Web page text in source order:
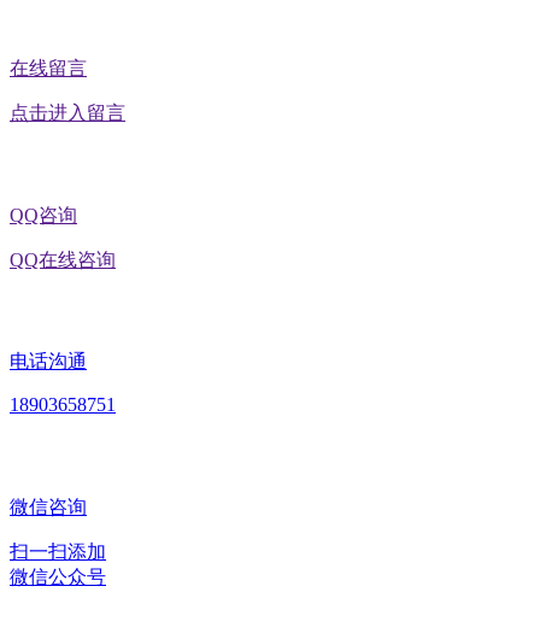
在线留言
点击进入留言
QQ咨询
QQ在线咨询
电话沟通
18903658751
微信咨询
扫一扫添加
微信公众号